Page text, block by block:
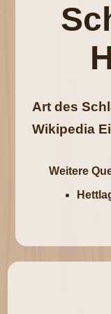
Art des
Wikipedia
Weitere